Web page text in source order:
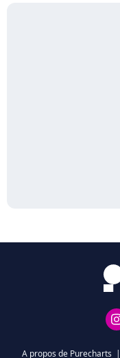
A propos de Purecharts |